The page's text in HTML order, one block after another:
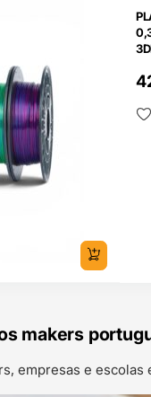
makers
empresas e escolas